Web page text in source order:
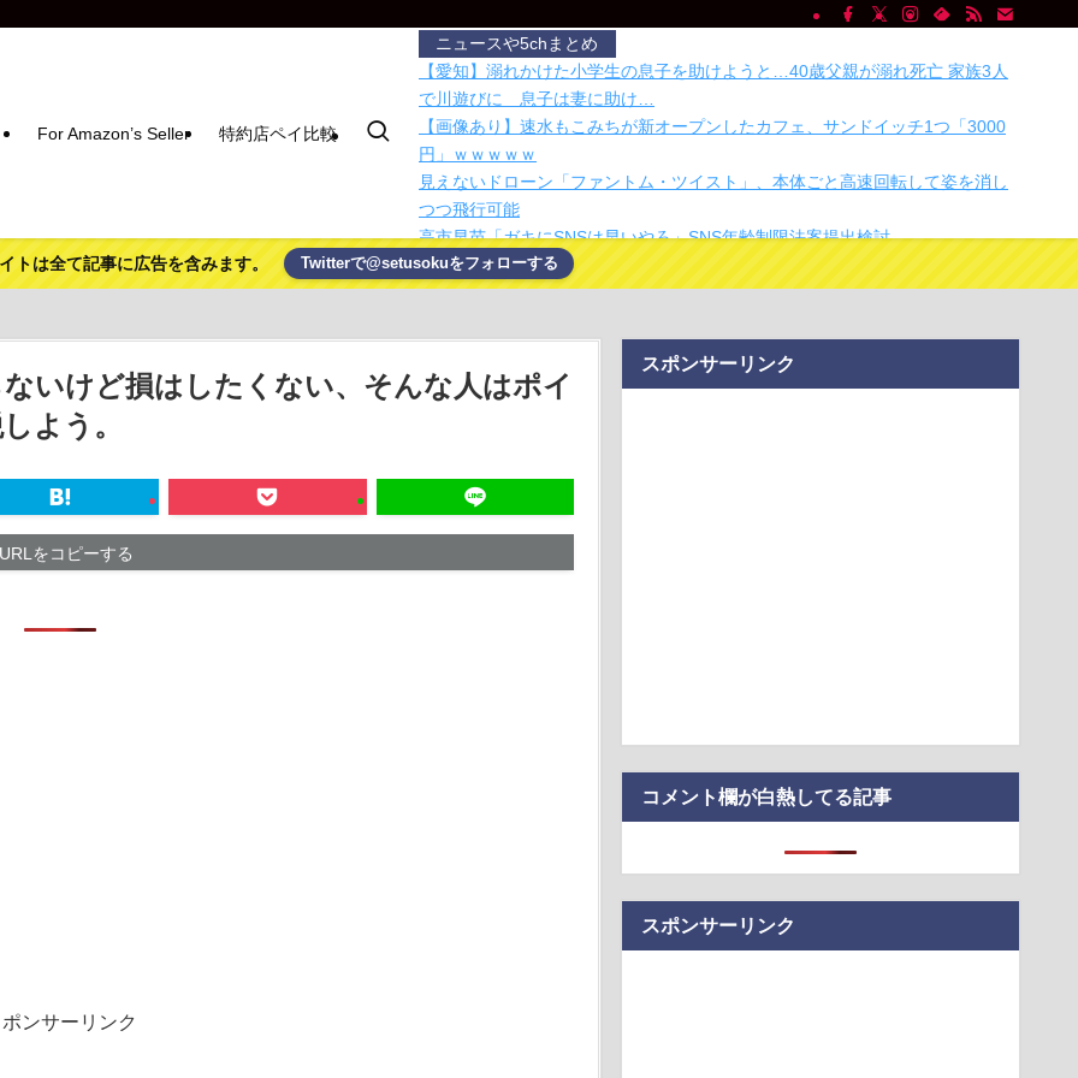
For Amazon’s Seller 特約店ペイ比較
ニュースや5chまとめ
【愛知】溺れかけた小学生の息子を助けようと…40歳父親が溺れ死亡 家族3人
で川遊びに 息子は妻に助け…
【画像あり】速水もこみちが新オープンしたカフェ、サンドイッチ1つ「3000
円」ｗｗｗｗｗ
見えないドローン「ファントム・ツイスト」、本体ごと高速回転して姿を消し
つつ飛行可能
高市早苗「ガキにSNSは早いやろ」SNS年齢制限法案提出検討
焼き鳥屋さんで鳥刺しを食べた結果・・・
ビニールハウスからシャインマスカット約200房を盗んだ無職の男逮捕 岡山
でも止められないのかよ
【画像あり】昨日の銀だこ、「88人しか買えない88円」に大行列をなす都民コ
チラｗｗｗｗｗ
のローカルPC内で変換できるオ…
毎日稼働中のエアコン。貼るだけのフィルターを1年使った結果⋯
む
トは全て記事に広告を含みます。 Twitterで@setusokuをフォローする
いけど損はしたくない、そんな人はポイ
よう。
URLをコピーする
ンサーリンク
スポンサーリンク
コメント欄が白熱してる記事
スポンサーリンク